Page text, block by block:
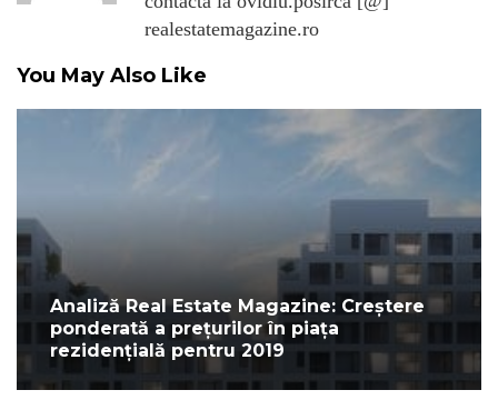
realestatemagazine.ro
You May Also Like
Analiză Real Estate Magazine: Creștere
ponderată a prețurilor în piața
rezidențială pentru 2019